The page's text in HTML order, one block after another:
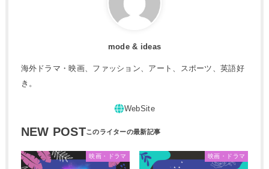
mode & ideas
海外ドラマ・映画、ファッション、アート、スポーツ、英語好
き。
NEW POST
映画・ドラマ 映画・ドラマ